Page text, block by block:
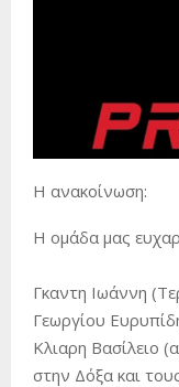
Η ανακοίνωση:
Η ομάδα μας
Γκαντη Ιωάννη
Γεωργίου
Κλιαρη Βασίλειο
στην Δόξα και